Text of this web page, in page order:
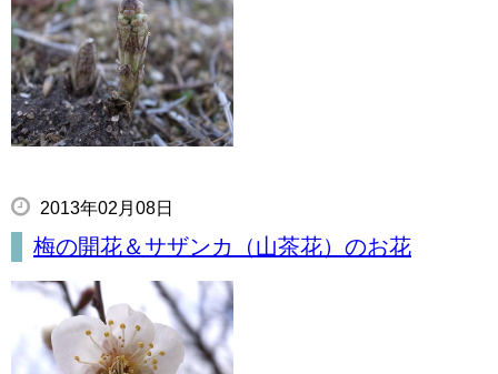
2013年02月08日
梅の開花＆サザンカ（山茶花）のお花